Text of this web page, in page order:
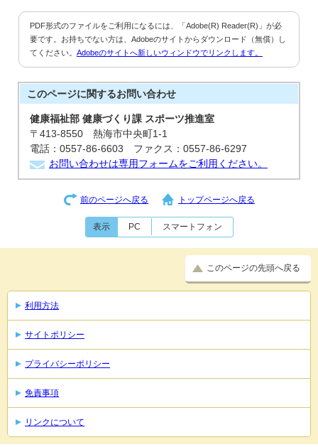
PDF形式のファイルをご利用になるには、「Adobe(R) Reader(R)」が必
要です。お持ちでない方は、Adobeのサイトからダウンロード（無償）し
てください。 Adobeのサイトへ新しいウィンドウでリンクします。
このページに関するお問い合わせ
健康福祉部 健康づくり課 スポーツ推進室
〒413-8550 熱海市中央町1-1
電話：0557-86-6603 ファクス：0557-86-6297
お問い合わせは専用フォームをご利用ください。
前のページへ戻る トップページへ戻る
表示 PC スマートフォン
このページの先頭へ戻る
利用方法
サイトポリシー
プライバシーポリシー
免責事項
リンクについて